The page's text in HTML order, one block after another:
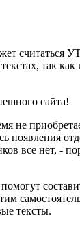
считаться
так
сайта!
не
появления
все нет, -
тексты.